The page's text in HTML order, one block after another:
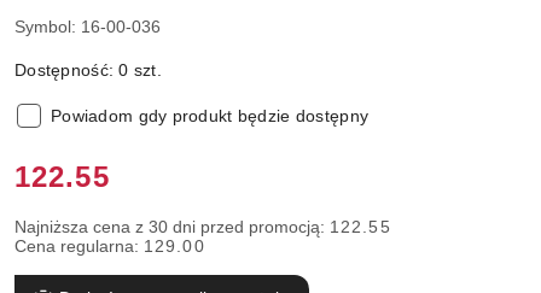
Symbol: 16-00-036
Dostępność:0 szt.
Powiadom gdy produkt będzie dostępny
Cena:
122.55
Najniższa cena z 30 dni przed promocją: 122.55
Cena regularna: 129.00